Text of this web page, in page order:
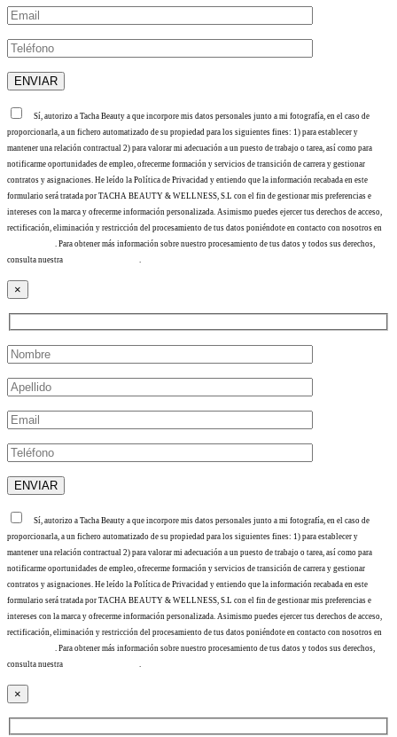
Sí, autorizo a Tacha Beauty a que incorpore mis datos personales junto a mi fotografía, en el caso de
proporcionarla, a un fichero automatizado de su propiedad para los siguientes fines: 1) para establecer y
mantener una relación contractual 2) para valorar mi adecuación a un puesto de trabajo o tarea, así como para
notificarme oportunidades de empleo, ofrecerme formación y servicios de transición de carrera y gestionar
contratos y asignaciones. He leído la Política de Privacidad y entiendo que la información recabada en este
formulario será tratada por TACHA BEAUTY & WELLNESS, S.L con el fin de gestionar mis preferencias e
intereses con la marca y ofrecerme información personalizada. Asimismo puedes ejercer tus derechos de acceso,
rectificación, eliminación y restricción del procesamiento de tus datos poniéndote en contacto con nosotros en
. Para obtener más información sobre nuestro procesamiento de tus datos y todos sus derechos,
consulta nuestra
.
×
Sí, autorizo a Tacha Beauty a que incorpore mis datos personales junto a mi fotografía, en el caso de
proporcionarla, a un fichero automatizado de su propiedad para los siguientes fines: 1) para establecer y
mantener una relación contractual 2) para valorar mi adecuación a un puesto de trabajo o tarea, así como para
notificarme oportunidades de empleo, ofrecerme formación y servicios de transición de carrera y gestionar
contratos y asignaciones. He leído la Política de Privacidad y entiendo que la información recabada en este
formulario será tratada por TACHA BEAUTY & WELLNESS, S.L con el fin de gestionar mis preferencias e
intereses con la marca y ofrecerme información personalizada. Asimismo puedes ejercer tus derechos de acceso,
rectificación, eliminación y restricción del procesamiento de tus datos poniéndote en contacto con nosotros en
. Para obtener más información sobre nuestro procesamiento de tus datos y todos sus derechos,
consulta nuestra
.
×